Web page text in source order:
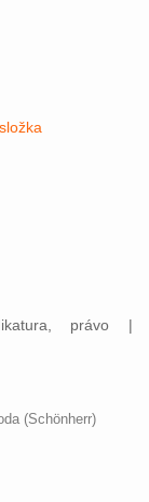
právo |
(Schönherr)